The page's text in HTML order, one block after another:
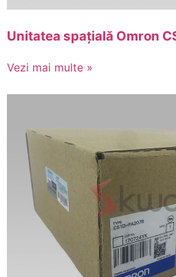
Unitatea spațială Omron
Vezi mai multe »